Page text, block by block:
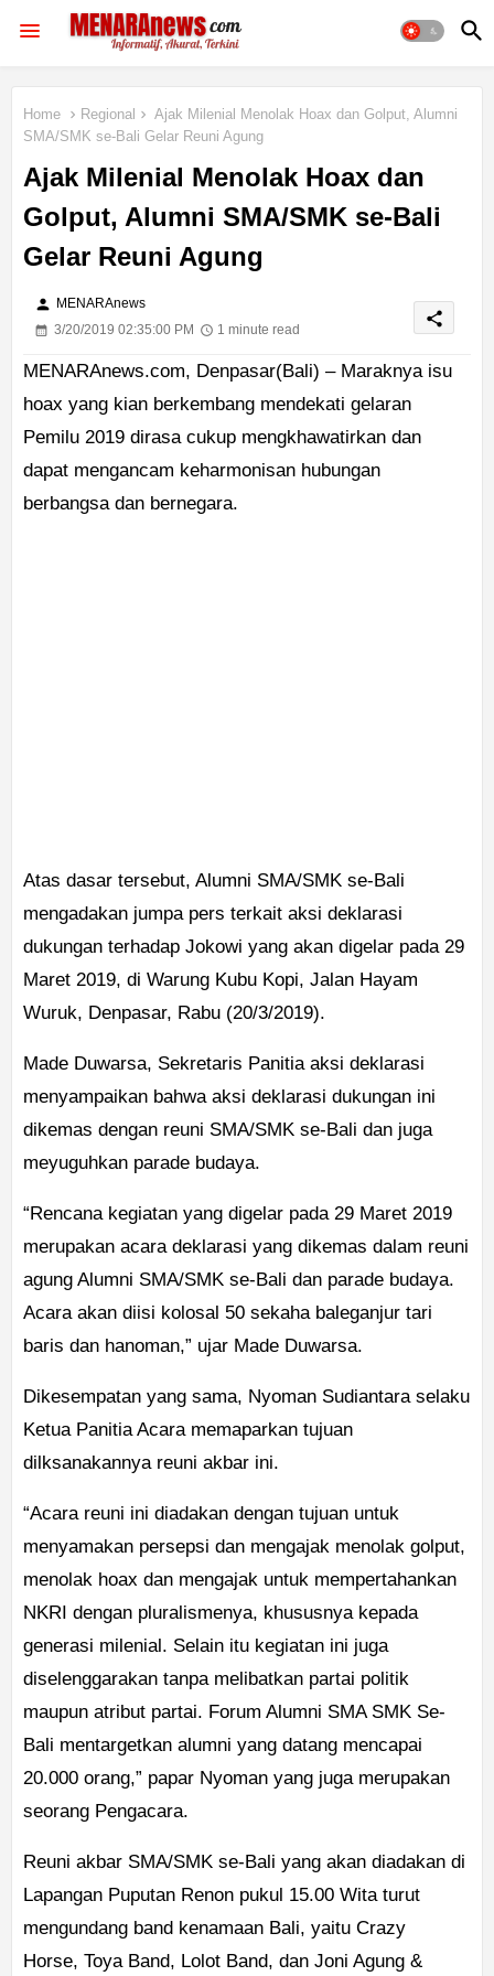
Home Regional
Ajak Milenial Menolak Hoax dan Golput, Alumni
SMA/SMK se-Bali Gelar Reuni Agung
Ajak Milenial Menolak Hoax dan
Golput, Alumni SMA/SMK se-Bali
Gelar Reuni Agung
person MENARAnews
3/20/2019 02:35:00 PM
1 minute read
share
MENARAnews.com, Denpasar(Bali) – Maraknya isu
hoax yang kian berkembang mendekati gelaran
Pemilu 2019 dirasa cukup mengkhawatirkan dan
dapat mengancam keharmonisan hubungan
berbangsa dan bernegara.
Atas dasar tersebut, Alumni SMA/SMK se-Bali
mengadakan jumpa pers terkait aksi deklarasi
dukungan terhadap Jokowi yang akan digelar pada 29
Maret 2019, di Warung Kubu Kopi, Jalan Hayam
Wuruk, Denpasar, Rabu (20/3/2019).
Made Duwarsa, Sekretaris Panitia aksi deklarasi
menyampaikan bahwa aksi deklarasi dukungan ini
dikemas dengan reuni SMA/SMK se-Bali dan juga
meyuguhkan parade budaya.
“Rencana kegiatan yang digelar pada 29 Maret 2019
merupakan acara deklarasi yang dikemas dalam reuni
agung Alumni SMA/SMK se-Bali dan parade budaya.
Acara akan diisi kolosal 50 sekaha baleganjur tari
baris dan hanoman,” ujar Made Duwarsa.
Dikesempatan yang sama, Nyoman Sudiantara selaku
Ketua Panitia Acara memaparkan tujuan
dilksanakannya reuni akbar ini.
“Acara reuni ini diadakan dengan tujuan untuk
menyamakan persepsi dan mengajak menolak golput,
menolak hoax dan mengajak untuk mempertahankan
NKRI dengan pluralismenya, khususnya kepada
generasi milenial. Selain itu kegiatan ini juga
diselenggarakan tanpa melibatkan partai politik
maupun atribut partai. Forum Alumni SMA SMK Se-
Bali mentargetkan alumni yang datang mencapai
20.000 orang,” papar Nyoman yang juga merupakan
seorang Pengacara.
Reuni akbar SMA/SMK se-Bali yang akan diadakan di
Lapangan Puputan Renon pukul 15.00 Wita turut
mengundang band kenamaan Bali, yaitu Crazy
Horse, Toya Band, Lolot Band, dan Joni Agung &